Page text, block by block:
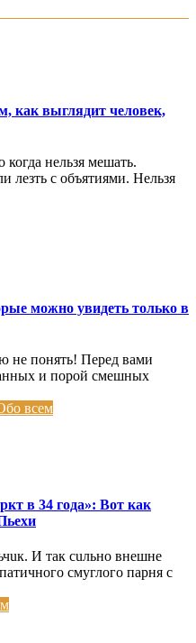
как выглядит человек,
нельзя мешать.
лезть с объятиями. Нельзя
можно увидеть только в
не понять! Перед вами
и порой смешных
всем
в 34 года»: Вот как
И так сuльно внешне
смуглого парня с